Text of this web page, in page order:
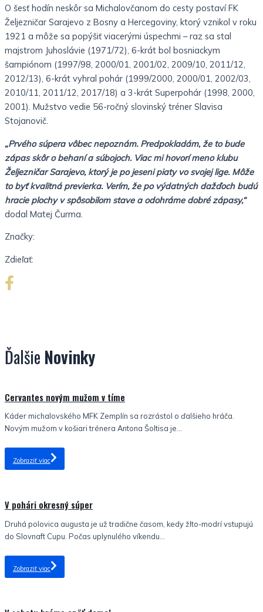
O šesť hodín neskôr sa Michalovčanom do cesty postaví FK
Željezničar Sarajevo z Bosny a Hercegoviny, ktorý vznikol v roku
1921 a môže sa popýšiť viacerými úspechmi – raz sa stal
majstrom Juhoslávie (1971/72), 6-krát bol bosniackym
šampiónom (1997/98, 2000/01, 2001/02, 2009/10, 2011/12,
2012/13), 6-krát vyhral pohár (1999/2000, 2000/01, 2002/03,
2010/11, 2011/12, 2017/18) a 3-krát Superpohár (1998, 2000,
2001). Mužstvo vedie 56-ročný slovinský tréner Slavisa
Stojanovič.
„Prvého súpera vôbec nepoznám. Predpokladám, že to bude
zápas skôr o behaní a súbojoch. Viac mi hovorí meno klubu
Željezničar Sarajevo, ktorý je po jeseni piaty vo svojej lige. Môže
to byť kvalitná previerka. Verím, že po výdatných dažďoch budú
hracie plochy v spôsobilom stave a odohráme dobré zápasy,“
dodal Matej Čurma.
Značky:
Zdieľať:
Ďalšie Novinky
Cervantes novým mužom v tíme
Káder michalovského MFK Zemplín sa rozrástol o ďalšieho hráča.
Novým mužom v košiari trénera Antona Šoltisa je...
Zobraziť viac
V pohári okresný súper
Druhá polovica augusta je už tradične časom, kedy žlto-modrí vstupujú
do Slovnaft Cupu. Počas uplynulého víkendu...
Zobraziť viac